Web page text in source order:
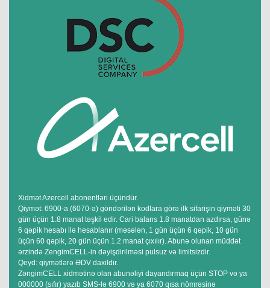
Xidmət Azercell abonentləri üçündür.
Qiymət: 6900-a (6070-ə) göndərilən kodlara görə ilk sifarişin qiyməti 30
gün üçün 1.8 manat təşkil edir. Cari balans 1.8 manatdan azdırsa, günə
6 qəpik hesabı ilə hesablanır (məsələn, 1 gün üçün 6 qəpik, 10 gün
üçün 60 qəpik, 20 gün üçün 1.2 manat çıxılır). Abunə olunan müddət
ərzində ZengimCELL-in dəyişdirilməsi pulsuz və limitsizdir.
Qeyd: qiymətlərə ƏDV daxildir.
ZəngimCELL xidmətinə olan abunəliyi dayandırmaq üçün STOP və ya
000000 (sıfır) yazıb SMS-lə 6900 və ya 6070 qısa nömrəsinə